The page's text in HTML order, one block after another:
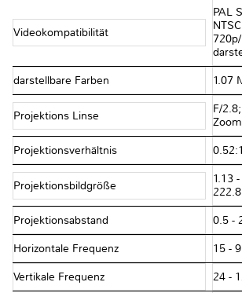
Videokompatibilität
PAL
darstellbare Farben 1.07
Projektions Linse
F/
Zoom
Projektionsverhältnis 0.52:1
Projektionsbildgröße
1.13
Projektionsabstand 0.5 -
Horizontale Frequenz 15 -
Vertikale Frequenz 24 -